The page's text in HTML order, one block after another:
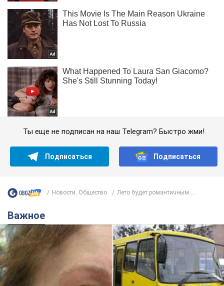
Ты еще не подписан на наш Telegram? Быстро жми!
Подписаться Подписаться
Новости. Общество Лето будет романтичным:...
Важное